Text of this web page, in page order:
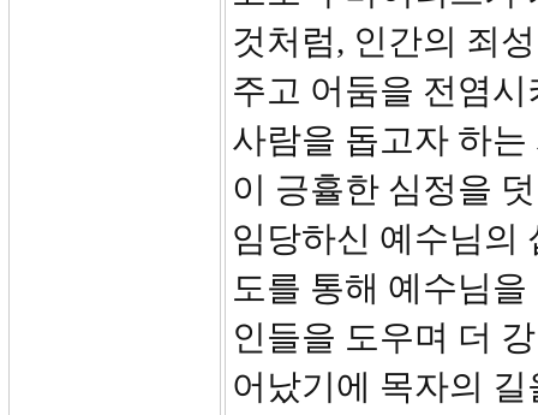
것처럼, 인간의 죄
주고 어둠을 전염
사람을 돕고자 하
이 긍휼한 심정을
임당하신 예수님의
도를 통해 예수님
인들을 도우며 더
어났기에 목자의